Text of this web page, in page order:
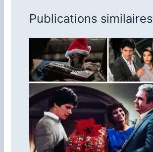
Publications similaires